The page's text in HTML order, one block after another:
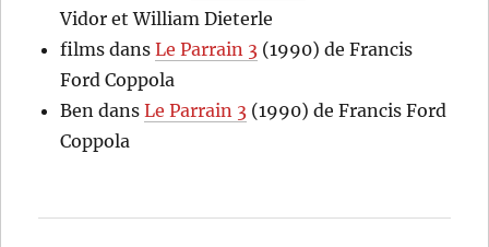
Vidor et William Dieterle
films dansLe Parrain 3 (1990) de Francis
Ford Coppola
Ben dansLe Parrain 3 (1990) de Francis Ford
Coppola